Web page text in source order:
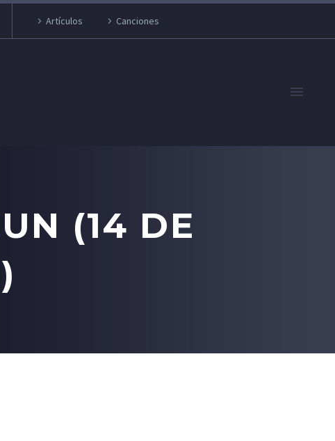
Artículos Canciones
(14 DE